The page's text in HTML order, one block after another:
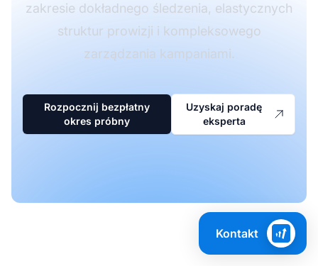
zakresie dokładnego śledzenia, elastycznych
struktur prowizji i kompleksowego
zarządzania kampaniami.
Rozpocznij bezpłatny
okres próbny
Uzyskaj poradę
eksperta
Kontakt